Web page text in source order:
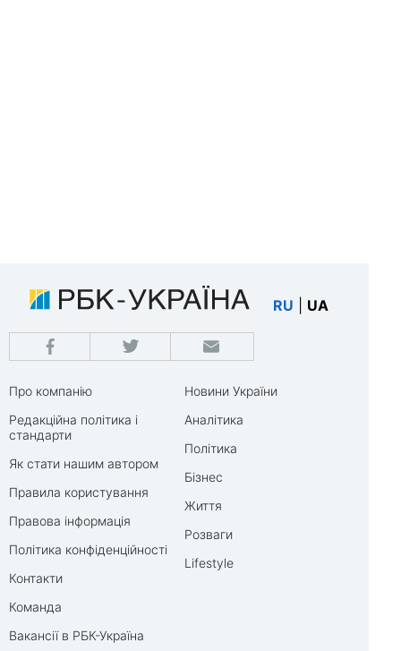
RU UA
Про компанію
Редакційна політика і
стандарти
Як стати нашим автором
Правила користування
Правова інформація
Політика конфіденційності
Контакти
Команда
Вакансії в РБК-Україна
Новини України
Аналітика
Політика
Бізнес
Життя
Розваги
Lifestyle